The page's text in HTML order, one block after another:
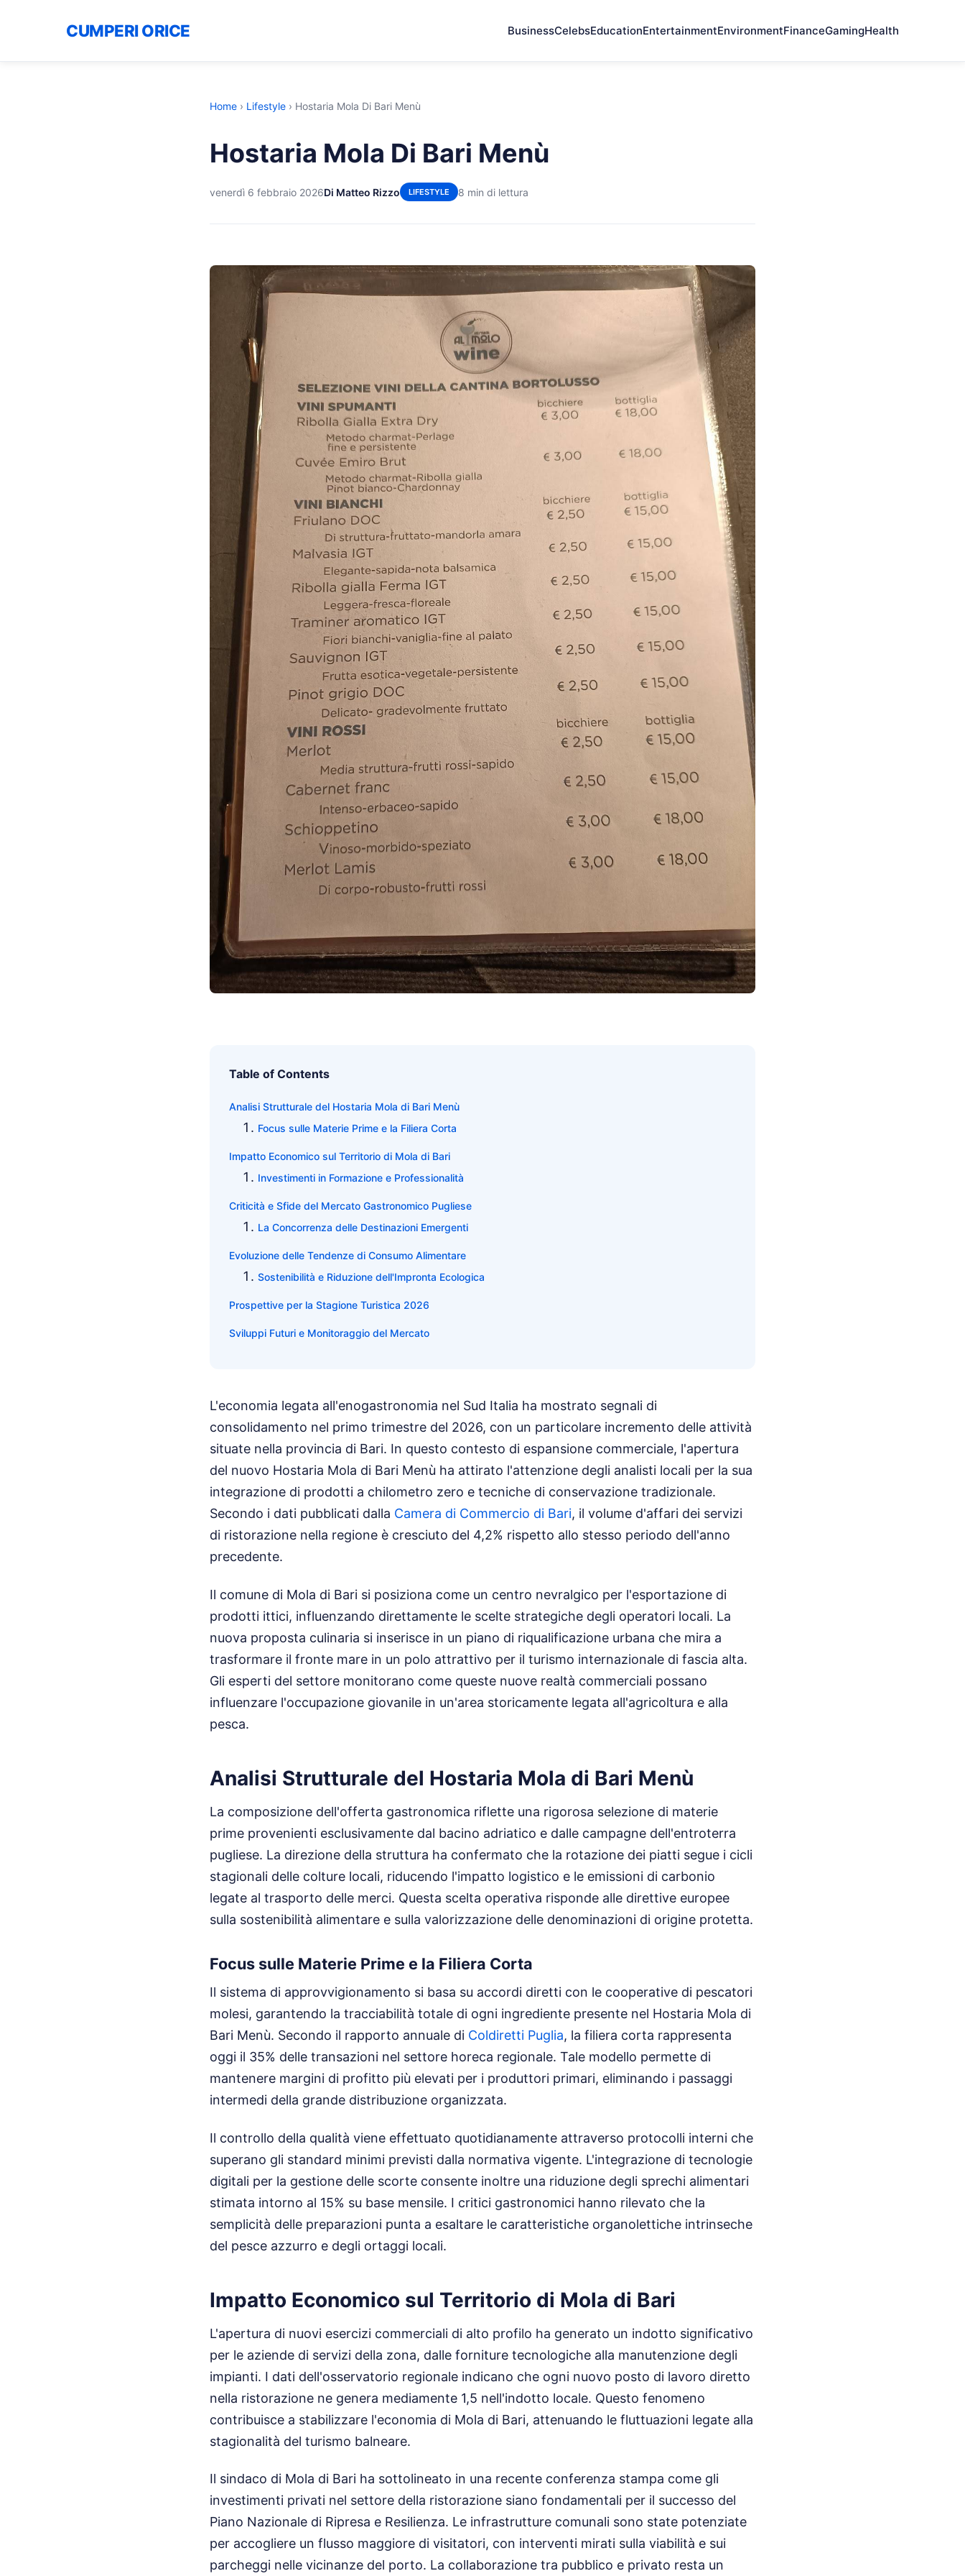
CUMPERI ORICE BusinessCelebsEducationEntertainmentEnvironmentFinanceGamingHealth
Home › Lifestyle › Hostaria Mola Di Bari Menù
Hostaria Mola Di Bari Menù
venerdì 6 febbraio 2026Di Matteo Rizzo LIFESTYLE 8 min di lettura
Table of Contents
Analisi Strutturale del Hostaria Mola di Bari Menù
Focus sulle Materie Prime e la Filiera Corta
Impatto Economico sul Territorio di Mola di Bari
Investimenti in Formazione e Professionalità
Criticità e Sfide del Mercato Gastronomico Pugliese
La Concorrenza delle Destinazioni Emergenti
Evoluzione delle Tendenze di Consumo Alimentare
Sostenibilità e Riduzione dell'Impronta Ecologica
Prospettive per la Stagione Turistica 2026
Sviluppi Futuri e Monitoraggio del Mercato
L'economia legata all'enogastronomia nel Sud Italia ha mostrato segnali di
consolidamento nel primo trimestre del 2026, con un particolare incremento delle attività
situate nella provincia di Bari. In questo contesto di espansione commerciale, l'apertura
del nuovo Hostaria Mola di Bari Menù ha attirato l'attenzione degli analisti locali per la sua
integrazione di prodotti a chilometro zero e tecniche di conservazione tradizionale.
Secondo i dati pubblicati dalla Camera di Commercio di Bari, il volume d'affari dei servizi
di ristorazione nella regione è cresciuto del 4,2% rispetto allo stesso periodo dell'anno
precedente.
Il comune di Mola di Bari si posiziona come un centro nevralgico per l'esportazione di
prodotti ittici, influenzando direttamente le scelte strategiche degli operatori locali. La
nuova proposta culinaria si inserisce in un piano di riqualificazione urbana che mira a
trasformare il fronte mare in un polo attrattivo per il turismo internazionale di fascia alta.
Gli esperti del settore monitorano come queste nuove realtà commerciali possano
influenzare l'occupazione giovanile in un'area storicamente legata all'agricoltura e alla
pesca.
Analisi Strutturale del Hostaria Mola di Bari Menù
La composizione dell'offerta gastronomica riflette una rigorosa selezione di materie
prime provenienti esclusivamente dal bacino adriatico e dalle campagne dell'entroterra
pugliese. La direzione della struttura ha confermato che la rotazione dei piatti segue i cicli
stagionali delle colture locali, riducendo l'impatto logistico e le emissioni di carbonio
legate al trasporto delle merci. Questa scelta operativa risponde alle direttive europee
sulla sostenibilità alimentare e sulla valorizzazione delle denominazioni di origine protetta.
Focus sulle Materie Prime e la Filiera Corta
Il sistema di approvvigionamento si basa su accordi diretti con le cooperative di pescatori
molesi, garantendo la tracciabilità totale di ogni ingrediente presente nel Hostaria Mola di
Bari Menù. Secondo il rapporto annuale di Coldiretti Puglia, la filiera corta rappresenta
oggi il 35% delle transazioni nel settore horeca regionale. Tale modello permette di
mantenere margini di profitto più elevati per i produttori primari, eliminando i passaggi
intermedi della grande distribuzione organizzata.
Il controllo della qualità viene effettuato quotidianamente attraverso protocolli interni che
superano gli standard minimi previsti dalla normativa vigente. L'integrazione di tecnologie
digitali per la gestione delle scorte consente inoltre una riduzione degli sprechi alimentari
stimata intorno al 15% su base mensile. I critici gastronomici hanno rilevato che la
semplicità delle preparazioni punta a esaltare le caratteristiche organolettiche intrinseche
del pesce azzurro e degli ortaggi locali.
Impatto Economico sul Territorio di Mola di Bari
L'apertura di nuovi esercizi commerciali di alto profilo ha generato un indotto significativo
per le aziende di servizi della zona, dalle forniture tecnologiche alla manutenzione degli
impianti. I dati dell'osservatorio regionale indicano che ogni nuovo posto di lavoro diretto
nella ristorazione ne genera mediamente 1,5 nell'indotto locale. Questo fenomeno
contribuisce a stabilizzare l'economia di Mola di Bari, attenuando le fluttuazioni legate alla
stagionalità del turismo balneare.
Il sindaco di Mola di Bari ha sottolineato in una recente conferenza stampa come gli
investimenti privati nel settore della ristorazione siano fondamentali per il successo del
Piano Nazionale di Ripresa e Resilienza. Le infrastrutture comunali sono state potenziate
per accogliere un flusso maggiore di visitatori, con interventi mirati sulla viabilità e sui
parcheggi nelle vicinanze del porto. La collaborazione tra pubblico e privato resta un